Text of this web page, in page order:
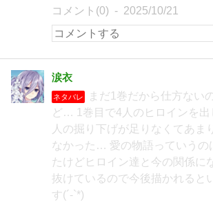
コメント(0) 2025/10/21
涙衣
ネタバレ
まだ1巻だから仕方ない
ど… 1巻目で4人のヒロインを出
人の掘り下げが足りなくてあま
なかった… 愛の物語っていうの
たけどヒロイン達と今の関係に
抜けているので今後描かれると
す(´-`*)